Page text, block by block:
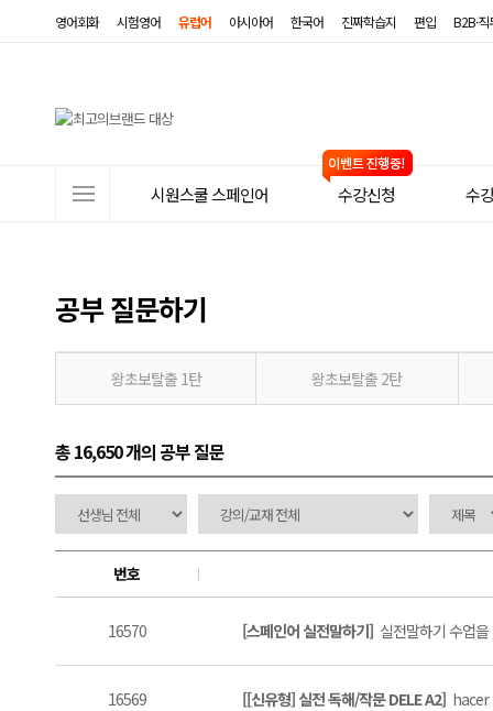
영어회화 시험영어 유럽어 아시아어 한국어 진짜학습지 편입 B2B·
뉴
시원스쿨 스페인어 수강신청 수
공부 질문하기
왕초보탈출 1탄 왕초보탈출 2탄
총 16,650 개의 공부 질문
번호
16570 [스페인어 실전말하기] 실전말하기 수업
16569 [[신유형] 실전 독해/작문 DELE A2]